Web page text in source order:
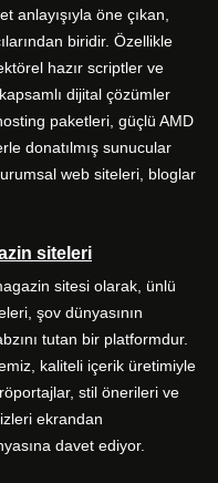
anlayışıyla öne çıkan,
biridir. Özellikle
hazır scriptler ve
dijital çözümler
paketleri, güçlü AMD
donatılmış sunucular
web siteleri, bloglar
siteleri
sitesi olarak, ünlü
şov dünyasının
tutan bir platformdur.
kaliteli içerik üretimiyle
stil önerileri ve
ekrandan
davet ediyor.